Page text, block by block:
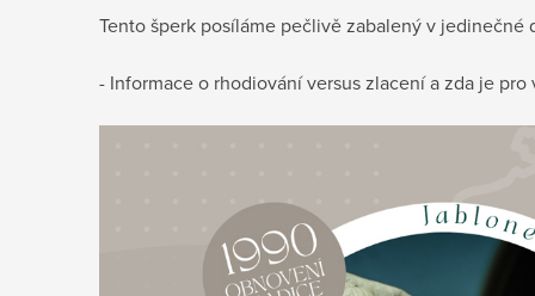
Tento šperk posíláme pečlivě zabalený v
- Informace o rhodiování versus zlacení a zda je